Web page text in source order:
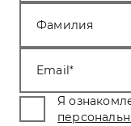
Фамилия
Email
Я